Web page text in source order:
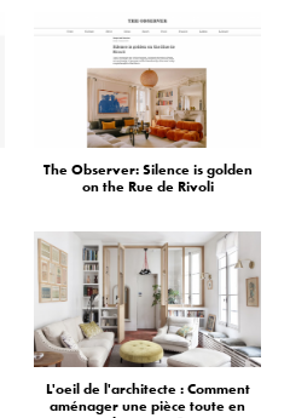
The Observer: Silence is golden
on the Rue de Rivoli
L'oeil de l'architecte : Comment
aménager une pièce toute en